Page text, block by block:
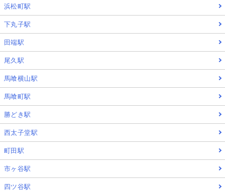
浜松町駅
下丸子駅
田端駅
尾久駅
馬喰横山駅
馬喰町駅
勝どき駅
西太子堂駅
町田駅
市ヶ谷駅
四ツ谷駅